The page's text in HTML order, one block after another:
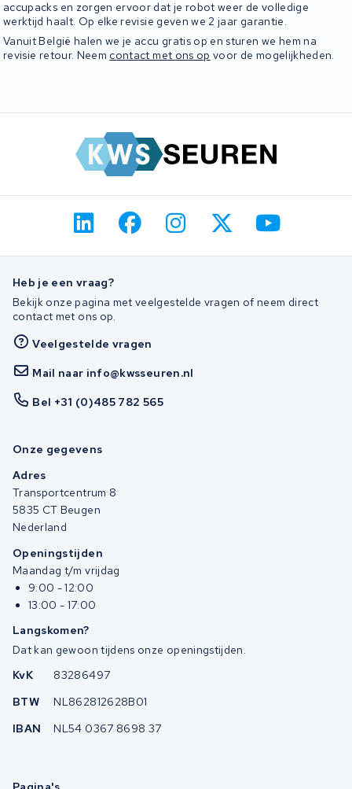
accupacks en zorgen ervoor dat je robot weer de volledige
werktijd haalt. Op elke revisie geven we 2 jaar garantie.
Vanuit België halen we je accu gratis op en sturen we hem na
revisie retour. Neem contact met ons op voor de mogelijkheden.
Heb je een vraag?
Bekijk onze pagina met veelgestelde vragen of neem direct
contact met ons op.
Veelgestelde vragen
Mail naar info@kwsseuren.nl
Bel +31 (0)485 782 565
Onze gegevens
Adres
Transportcentrum 8
5835 CT Beugen
Nederland
Openingstijden
Maandag t/m vrijdag
9:00 - 12:00
13:00 - 17:00
Langskomen?
Dat kan gewoon tijdens onze openingstijden.
KvK
83286497
BTW
NL862812628B01
IBAN
NL54 0367 8698 37